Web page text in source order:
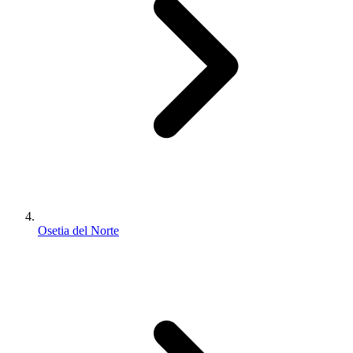
Osetia del Norte